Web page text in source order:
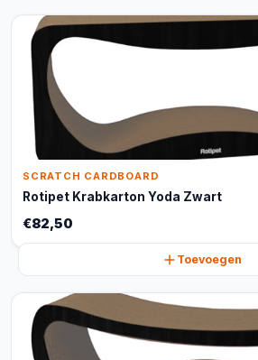
SCRATCH CARDBOARD
Rotipet Krabkarton Yoda Zwart
€82,50
Toevoegen